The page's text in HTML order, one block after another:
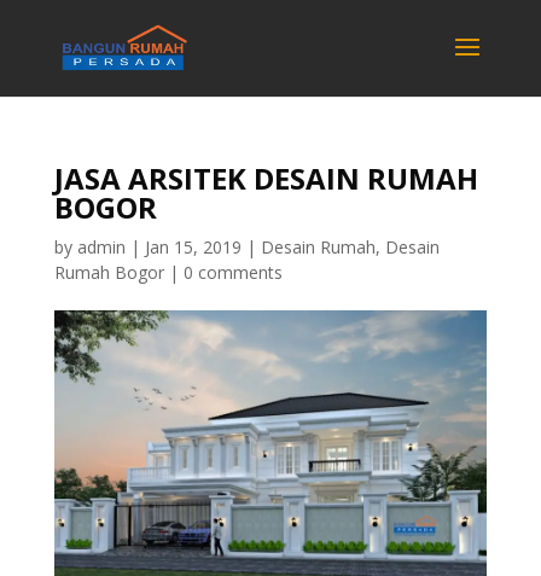
JASA ARSITEK DESAIN RUMAH
BOGOR
by admin | Jan 15, 2019 | Desain Rumah, Desain
Rumah Bogor| 0 comments